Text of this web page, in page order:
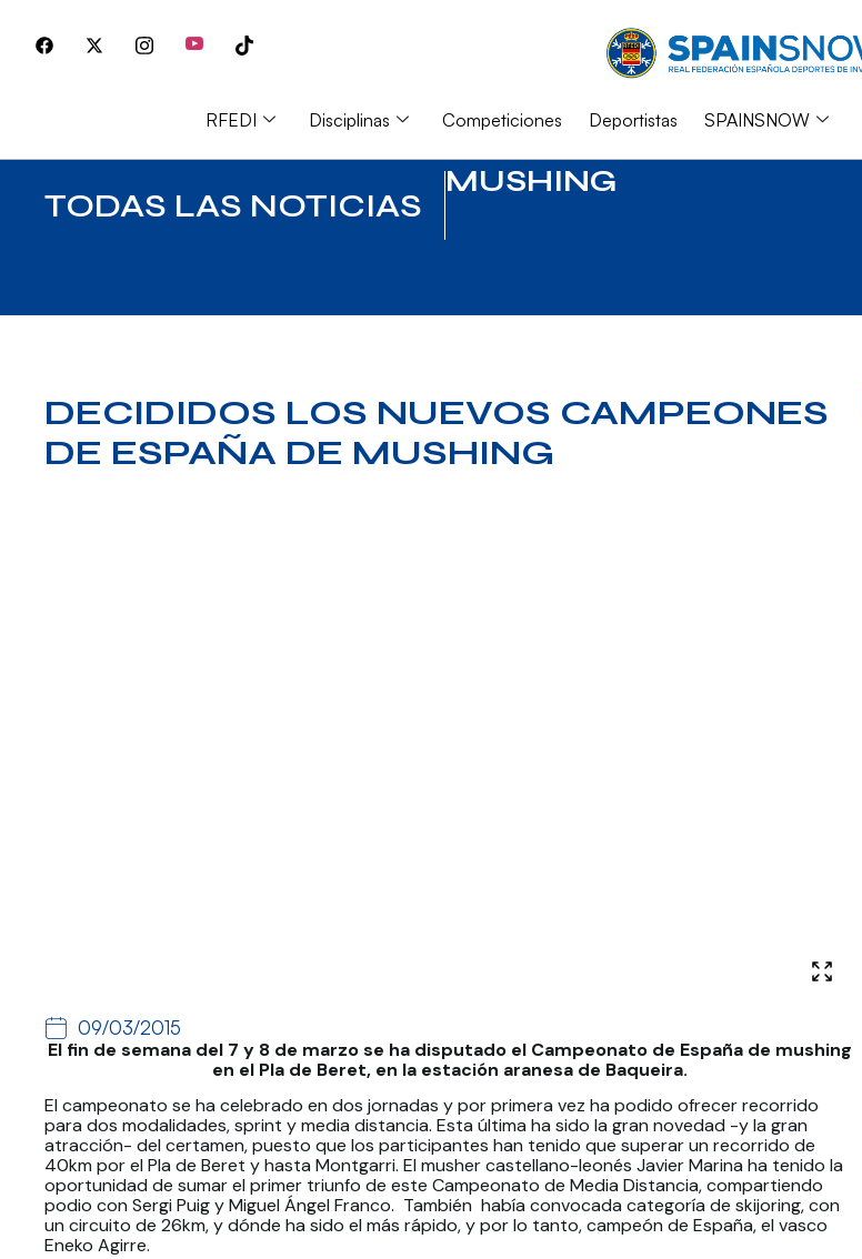
RFEDI Disciplinas Competiciones Deportistas SPAINSNOW
TODAS LAS NOTICIAS
MUSHING
DECIDIDOS LOS NUEVOS CAMPEONES
DE ESPAÑA DE MUSHING
09/03/2015
El fin de semana del 7 y 8 de marzo se ha disputado el Campeonato de España de mushing
en el Pla de Beret, en la estación aranesa de Baqueira.
El campeonato se ha celebrado en dos jornadas y por primera vez ha podido ofrecer recorrido
para dos modalidades, sprint y media distancia. Esta última ha sido la gran novedad -y la gran
atracción- del certamen, puesto que los participantes han tenido que superar un recorrido de
40km por el Pla de Beret y hasta Montgarri. El musher castellano-leonés Javier Marina ha tenido la
oportunidad de sumar el primer triunfo de este Campeonato de Media Distancia, compartiendo
podio con Sergi Puig y Miguel Ángel Franco. También había convocada categoría de skijoring, con
un circuito de 26km, y dónde ha sido el más rápido, y por lo tanto, campeón de España, el vasco
Eneko Agirre.